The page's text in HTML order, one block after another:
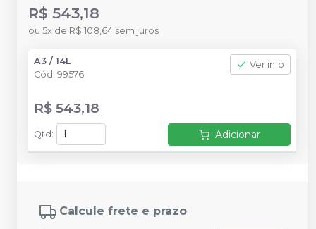
R$ 543,18
ou 5x de R$ 108,64 sem juros
A3 / 14L
Cód. 99576
Ver info
R$ 543,18
Qtd : Adicionar
Calcule frete e prazo